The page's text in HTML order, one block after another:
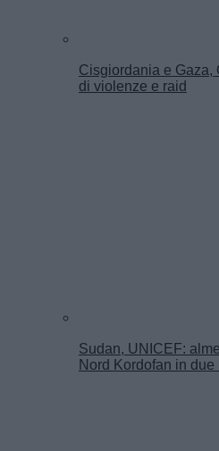
Cisgiordania e Gaza,
di violenze e raid
Sudan, UNICEF:
Nord Kordofan in due